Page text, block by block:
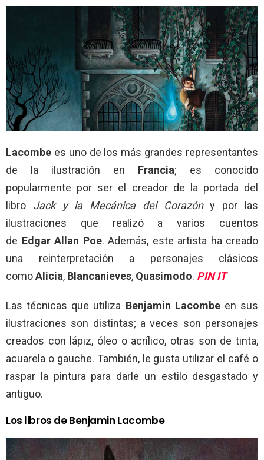
Lacombe es uno de los más grandes representantes
de la ilustración en Francia; es conocido
popularmente por ser el creador de la portada del
libro Jack y la Mecánica del Corazóny por las
ilustraciones que realizó a varios cuentos
de Edgar Allan Poe. Además, este artista ha creado
una reinterpretación a personajes clásicos
comoAlicia, Blancanieves, Quasimodo. PIN IT
Las técnicas que utiliza Benjamin Lacombeen sus
ilustraciones son distintas; a veces son personajes
creados con lápiz, óleo o acrílico, otras son de tinta,
acuarela o gauche. También, le gusta utilizar el café o
raspar la pintura para darle un estilo desgastado y
antiguo.
Los libros de Benjamin Lacombe